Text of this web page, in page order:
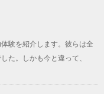
験を紹介します。彼らは全
た。しかも今と違って、